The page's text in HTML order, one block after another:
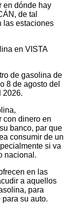
en dónde hay
de tal
las estaciones
en VISTA
de gasolina de
8 de agosto del
2026.
con dinero en
banco, par que
consumir de un
si va
nacional.
en las
a aquellos
para
su auto.